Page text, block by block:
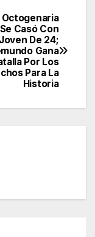
Octogenaria
Casó Con
Joven De 24;
Gana
Por Los
Para La
Historia